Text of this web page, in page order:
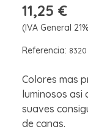
11,25 €
(IVA General
Referencia: 8320
Colores mas
luminosos asi
suaves
de canas.